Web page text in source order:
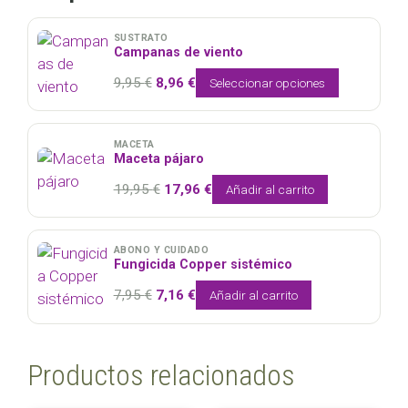
SUSTRATO
Campanas de viento
9,95€ El
precio
original
9,95 €.
8,96 €El
precio
actual
8,96 €.
Seleccionar opciones
MACETA
Maceta pájaro
19,95€ El
original
era:
19,95 €.
17,96 €El
precio
actual
17,96 €.
Añadir al carrito
ABONO Y CUIDADO
Fungicida Copper sistémico
7,95€ El
precio
7,95 €.
7,16 €El
precio
7,16 €.
Añadir al carrito
Productos relacionados